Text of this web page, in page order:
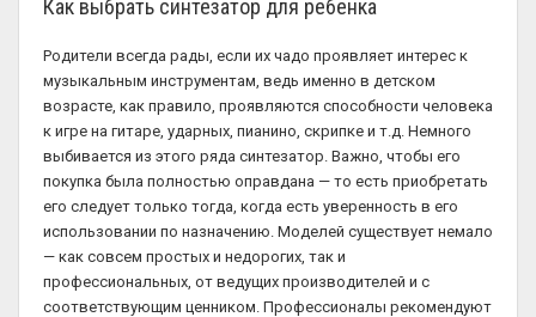
Как выбрать синтезатор для ребенка
Родители всегда рады, если их чадо проявляет интерес к
музыкальным инструментам, ведь именно в детском
возрасте, как правило, проявляются способности человека
к игре на гитаре, ударных, пианино, скрипке и т.д. Немного
выбивается из этого ряда синтезатор. Важно, чтобы его
покупка была полностью оправдана — то есть приобретать
его следует только тогда, когда есть уверенность в его
использовании по назначению. Моделей существует немало
— как совсем простых и недорогих, так и
профессиональных, от ведущих производителей и с
соответствующим ценником. Профессионалы рекомендуют